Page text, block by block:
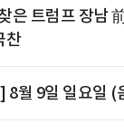
은 트럼프 장남
찬
8월 9일 일요일 (